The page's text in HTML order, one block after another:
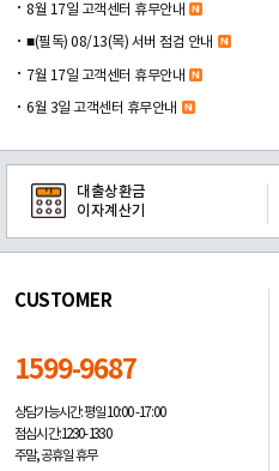
8월 17일 고객센터 휴무안내
■(필독) 08/13(목) 서버 점검 안내
7월 17일 고객센터 휴무안내
6월 3일 고객센터 휴무안내
대출상환금
이자계산기
CUSTOMER
1599-9687
상담가능시간: 평일10:00 -17:00
점심시간: 12:30 - 13:30
주말, 공휴일 휴무